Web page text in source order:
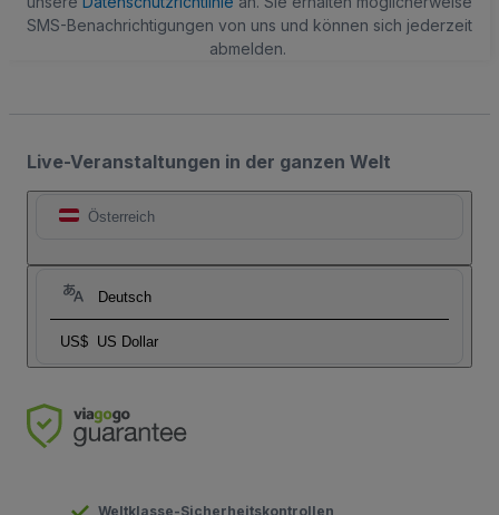
SMS-Benachrichtigungen von uns und können sich jederzeit
abmelden.
Live-Veranstaltungen in der ganzen Welt
Österreich
Deutsch
US$ US Dollar
Weltklasse-Sicherheitskontrollen